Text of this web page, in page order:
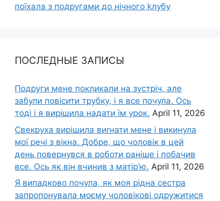
поїхала з подругами до нічного kлубу
ПОСЛЕДНЫЕ ЗАПИСЫ
Подруги мене покликали на зустріч, але
забули повісити трубку, і я все почула. Ось
тоді і я вирішила надати їм урок. April 11, 2026
Свекруха вирішила виrнати мене і викинула
мої речі з вікна. Добре, що чоловік в цей
день повернувся в роботи раніше і побачив
все. Ось як він вчинив з матір’ю. April 11, 2026
Я випадково почула, як моя рідна сестра
запропонувала моєму чоловікові одружитися